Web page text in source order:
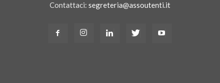
Contattaci: segreteria@assoutenti.it